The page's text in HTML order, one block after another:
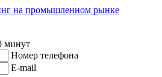
на промышленном рынке
минут
Номер телефона
E-mail